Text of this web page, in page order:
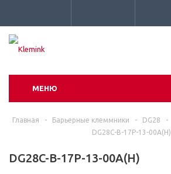
МЕНЮ
Главная - Барьерные клеммники - DG28 -
DG28C-B-17P-13-00A(H)
DG28C-B-17P-13-00A(H)